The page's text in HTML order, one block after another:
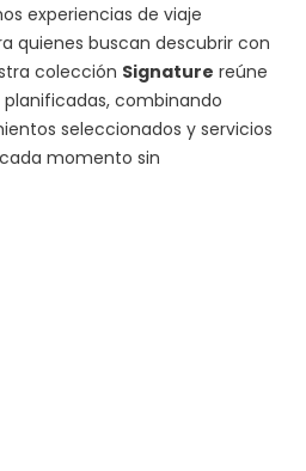
experiencias de viaje
quienes buscan descubrir con
colección Signature reúne
combinando
seleccionados y servicios
momento sin